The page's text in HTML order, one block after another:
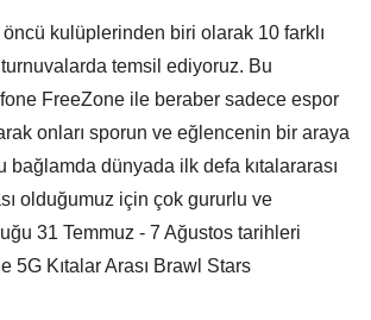
kulüplerinden biri olarak 10 farklı
temsil ediyoruz. Bu
FreeZone ile beraber sadece espor
onları sporun ve eğlencenin bir araya
dünyada ilk defa kıtalararası
olduğumuz için çok gururlu ve
31 Temmuz - 7 Ağustos tarihleri
5G Kıtalar Arası Brawl Stars